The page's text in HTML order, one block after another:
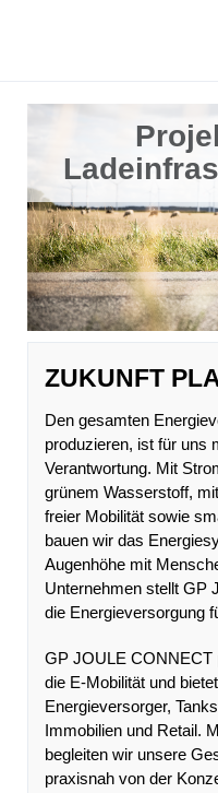
ZUKUNFT
Den gesamten
produzieren, ist für uns
Verantwortung. Mit
grünem Wasserstoff,
freier Mobilität sowie
bauen wir das
Augenhöhe mit
Unternehmen stellt GP
die Energieversorgung
GP JOULE CONNECT
die E-Mobilität und
Energieversorger,
Immobilien und Retail.
begleiten wir unsere
praxisnah von der